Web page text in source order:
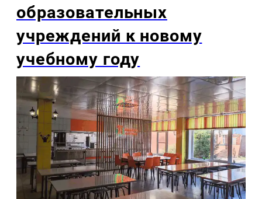
образовательных
учреждений к новому
учебному году